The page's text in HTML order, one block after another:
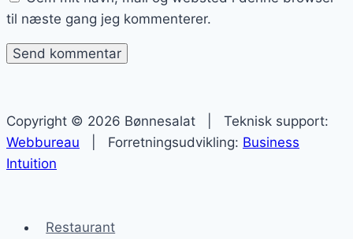
til næste gang jeg kommenterer.
Copyright © 2026 Bønnesalat | Teknisk support:
Webbureau | Forretningsudvikling: Business
Intuition
Restaurant